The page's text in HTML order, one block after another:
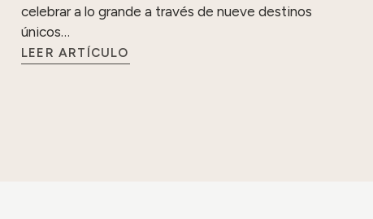
celebrar a lo grande a través de nueve destinos
únicos…
LEER ARTÍCULO